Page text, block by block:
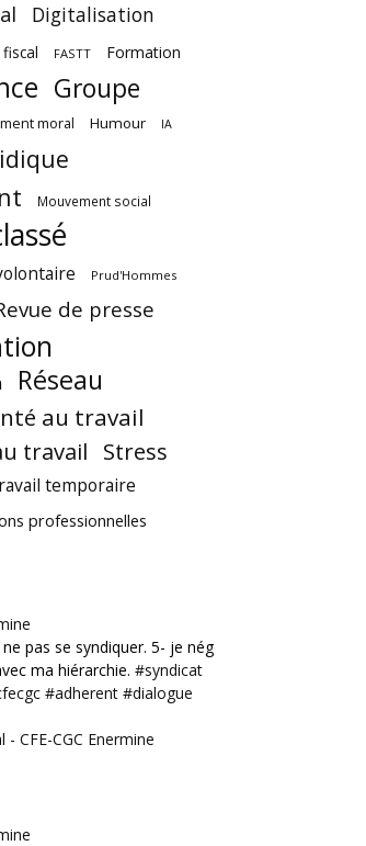
Digitalisation
FASTT Formation
Groupe
moral Humour IA
Mouvement social
Prud'Hommes
de presse
Réseau
au travail
travail Stress
temporaire
professionnelles
pas se syndiquer. 5- je négocie
ma hiérarchie. #syndicat
#adherent #dialogue
CFE-CGC Enermine